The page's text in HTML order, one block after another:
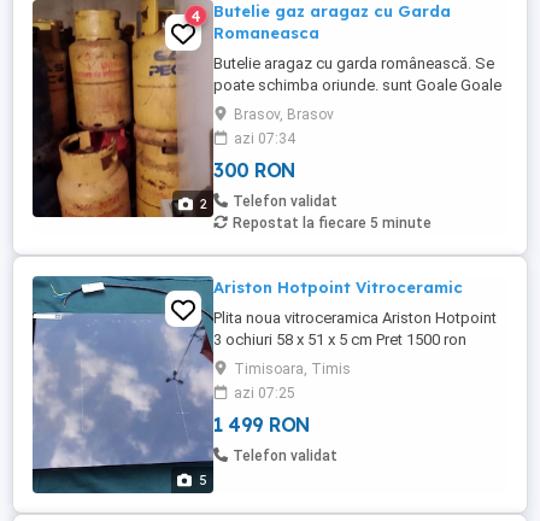
2
4
Butelie gaz aragaz cu Garda
Romaneasca
Butelie aragaz cu garda românească. Se
poate schimba oriunde. sunt Goale Goale
preț 300 lei. se pot vedea in Brașov se
ridică din Brașov. Am și plină la 450 lei.
Brasov, Brasov
azi 07:34
300 RON
Telefon validat
Repostat la fiecare 5 minute
5
Ariston Hotpoint Vitroceramic
Plita noua vitroceramica Ariston Hotpoint
3 ochiuri 58 x 51 x 5 cm Pret 1500 ron
Timisoara, Timis
azi 07:25
1 499 RON
Telefon validat